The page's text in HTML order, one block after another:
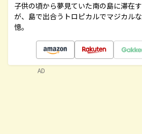
子供の頃から夢見ていた南の島に滞在
が、島で出合うトロピカルでマジカル
憶。
AD